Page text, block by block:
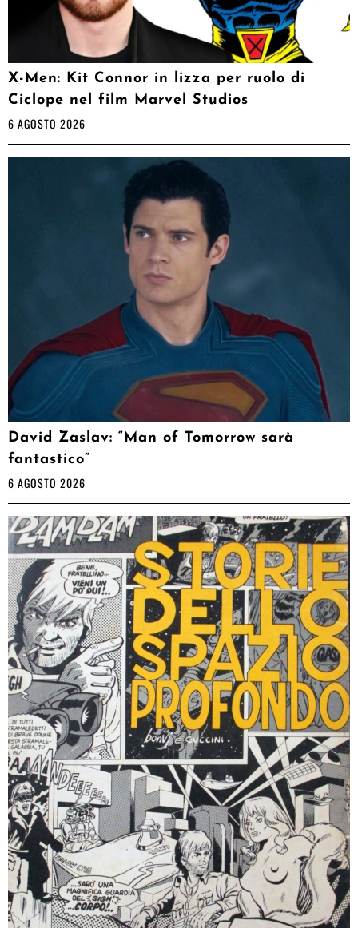
X-Men: Kit Connor in lizza per ruolo di
Ciclope nel film Marvel Studios
6 AGOSTO 2026
David Zaslav: “Man of Tomorrow sarà
fantastico”
6 AGOSTO 2026